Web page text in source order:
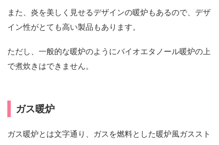
また、炎を美しく見せるデザインの暖炉もあるので、デザ
イン性がとても高い製品もあります。
ただし、一般的な暖炉のようにバイオエタノール暖炉の上
で煮炊きはできません。
ガス暖炉
ガス暖炉とは文字通り、ガスを燃料とした暖炉風ガススト